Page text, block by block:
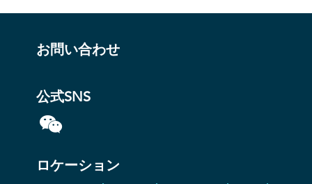
お問い合わせ
公式SNS
ロケーション